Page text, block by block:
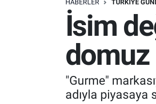
HABERLER TÜRKIYE
İsim
"Gurme"
adıyla piyasaya
Zonguldak Namaz Vakitleri
Zonguldak Trafik Yoğunluk
Süper Lig Puan Durumu ve Fikstür
Tüm Manşetler